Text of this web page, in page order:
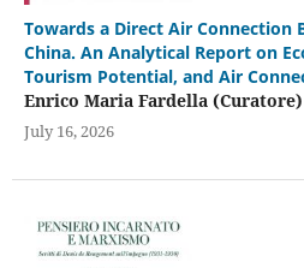
Towards a Direct Air Connection
China. An Analytical Report on
Tourism Potential, and Air
Enrico Maria Fardella (Curatore)
July 16, 2026